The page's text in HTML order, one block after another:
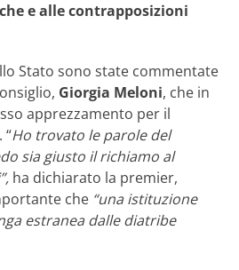
e alle contrapposizioni
Stato sono state commentate
Giorgia Meloni, che in
apprezzamento per il
Ho trovato le parole del
sia giusto il richiamo al
ha dichiarato la premier,
che “una istituzione
estranea dalle diatribe